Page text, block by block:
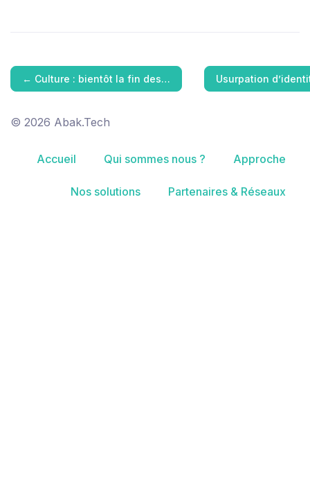
← Culture : bientôt la fin des… Usurpation
© 2026 Abak.Tech
Accueil Qui sommes nous ? Approche
Nos solutions Partenaires & Réseaux